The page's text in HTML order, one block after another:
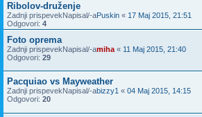
Ribolov-druženje
Zadnji prispevekNapisal/-aPuskin « 17 Maj 2015, 21:51
Odgovori: 4
Foto oprema
Zadnji prispevekNapisal/-amiha « 11 Maj 2015, 21:40
Odgovori: 29
Pacquiao vs Mayweather
Zadnji prispevekNapisal/-abizzy1 « 04 Maj 2015, 14:15
Odgovori: 20